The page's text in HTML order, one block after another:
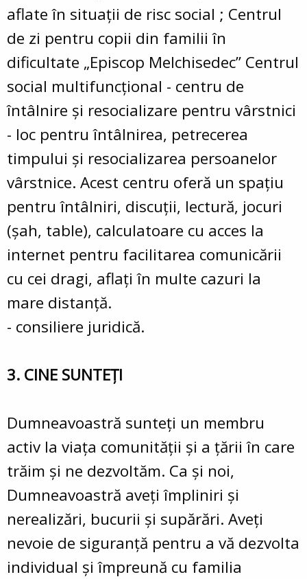
aflate în situaţii de risc social ; Centrul
de zi pentru copii din familii în
dificultate „Episcop Melchisedec” Centrul
social multifuncţional - centru de
întâlnire şi resocializare pentru vârstnici
- loc pentru întâlnirea, petrecerea
timpului şi resocializarea persoanelor
vârstnice. Acest centru oferă un spaţiu
pentru întâlniri, discuţii, lectură, jocuri
(şah, table), calculatoare cu acces la
internet pentru facilitarea comunicării
cu cei dragi, aflaţi în multe cazuri la
mare distanţă.
- consiliere juridică.
3. CINE SUNTEȚI
Dumneavoastră sunteţi un membru
activ la viaţa comunităţii şi a ţării în care
trăim şi ne dezvoltăm. Ca şi noi,
Dumneavoastră aveţi împliniri şi
nerealizări, bucurii şi supărări. Aveţi
nevoie de siguranţă pentru a vă dezvolta
individual şi împreună cu familia